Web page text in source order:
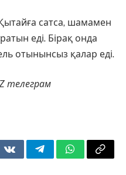
сатса, шамамен
еді. Бірақ онда
отынынсыз қалар еді.
телеграм
VKontakteTelegramWhatsApp
Copy